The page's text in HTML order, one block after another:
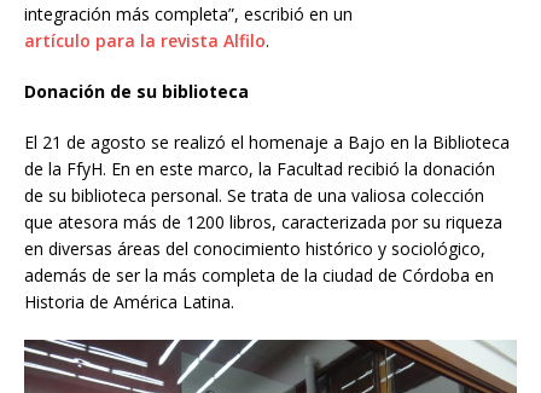
integración más completa”, escribió en un
artículo para la revista Alfilo.
Donación de su biblioteca
El 21 de agosto se realizó el homenaje a Bajo en la Biblioteca
de la FfyH. En en este marco, la Facultad recibió la donación
de su biblioteca personal. Se trata de una valiosa colección
que atesora más de 1200 libros, caracterizada por su riqueza
en diversas áreas del conocimiento histórico y sociológico,
además de ser la más completa de la ciudad de Córdoba en
Historia de América Latina.